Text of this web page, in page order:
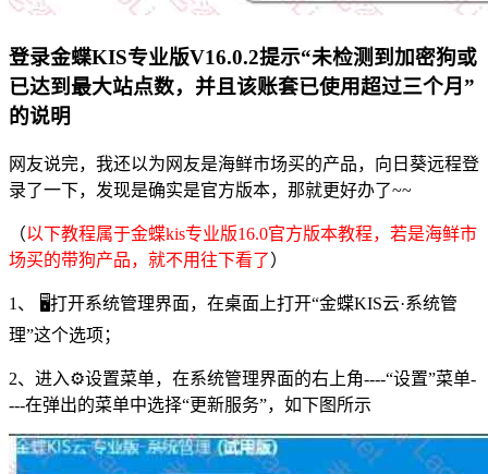
登录金蝶KIS专业版V16.0.2提示“未检测到加密狗或
已达到最大站点数，并且该账套已使用超过三个月”
的说明
网友说完，我还以为网友是海鲜市场买的产品，向日葵远程登
录了一下，发现是确实是官方版本，那就更好办了~~
（以下教程属于金蝶kis专业版16.0官方版本教程，若是海鲜市
场买的带狗产品，就不用往下看了）
1、 🖥️打开系统管理界面，在桌面上打开“金蝶KIS云·系统管
理”这个选项；
2、进入⚙️设置菜单，在系统管理界面的右上角----“设置”菜单-
---在弹出的菜单中选择“更新服务”，如下图所示